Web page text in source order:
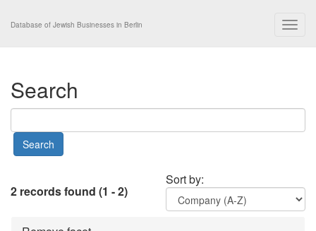
Database of Jewish Businesses in Berlin
Search
Sort by:
2 records found (1 - 2)